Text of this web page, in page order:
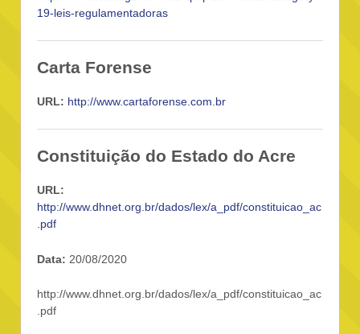
19-leis-regulamentadoras
Carta Forense
URL: http://www.cartaforense.com.br
Constituição do Estado do Acre
URL:
http://www.dhnet.org.br/dados/lex/a_pdf/constituicao_ac
.pdf
Data: 20/08/2020
http://www.dhnet.org.br/dados/lex/a_pdf/constituicao_ac
.pdf